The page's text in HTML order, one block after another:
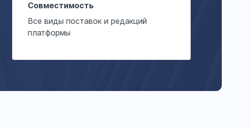
Совместимость
Все виды поставок и редакций
платформы